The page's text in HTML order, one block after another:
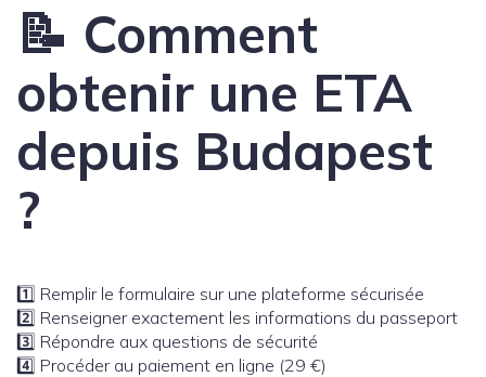
📝 Comment
obtenir une ETA
depuis Budapest
?
1️⃣ Remplir le formulaire sur une plateforme sécurisée
2️⃣ Renseigner exactement les informations du passeport
3️⃣ Répondre aux questions de sécurité
4️⃣ Procéder au paiement en ligne (29 €)